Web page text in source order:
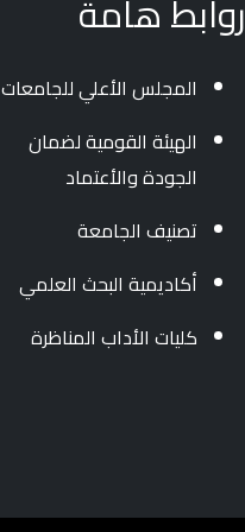
روابط هامة
المجلس الأعلي للجامعات
الهيئة القومية لضمان
الجودة والأعتماد
تصنيف الجامعة
أكاديمية البحث العلمي
كليات الأداب المناظرة